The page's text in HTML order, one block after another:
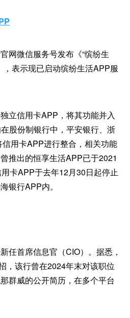
网微信服务号发布《“缤纷生
表示现已启动缤纷生活APP服
立信用卡APP，将其功能并入
股份制银行中，平安银行、浙
用卡APP进行整合，相关功能
推出的恒享生活APP已于2021
卡APP于去年12月30日起停止
银行APP内。
任首席信息官（CIO）。据悉，
，该行曾在2024年末对该职位
群威的公开简历，在多个平台